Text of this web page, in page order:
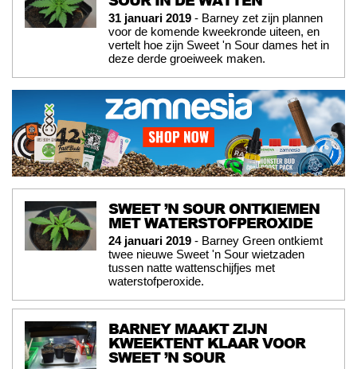
31 januari 2019 - Barney zet zijn plannen
voor de komende kweekronde uiteen, en
vertelt hoe zijn Sweet 'n Sour dames het in
deze derde groeiweek maken.
SWEET ’N SOUR ONTKIEMEN
MET WATERSTOFPEROXIDE
24 januari 2019 - Barney Green ontkiemt
twee nieuwe Sweet 'n Sour wietzaden
tussen natte wattenschijfjes met
waterstofperoxide.
BARNEY MAAKT ZIJN
KWEEKTENT KLAAR VOOR
SWEET ’N SOUR